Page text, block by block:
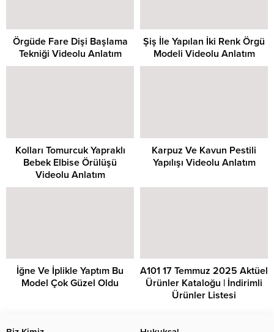
Örgüde Fare Dişi Başlama
Tekniği Videolu Anlatım
Şiş İle Yapılan İki Renk Örgü
Modeli Videolu Anlatım
Kolları Tomurcuk Yapraklı
Bebek Elbise Örülüşü
Videolu Anlatım
Karpuz Ve Kavun Pestili
Yapılışı Videolu Anlatım
İğne Ve İplikle Yaptım Bu
Model Çok Güzel Oldu
A101 17 Temmuz 2025 Aktüel
Ürünler Kataloğu | İndirimli
Ürünler Listesi